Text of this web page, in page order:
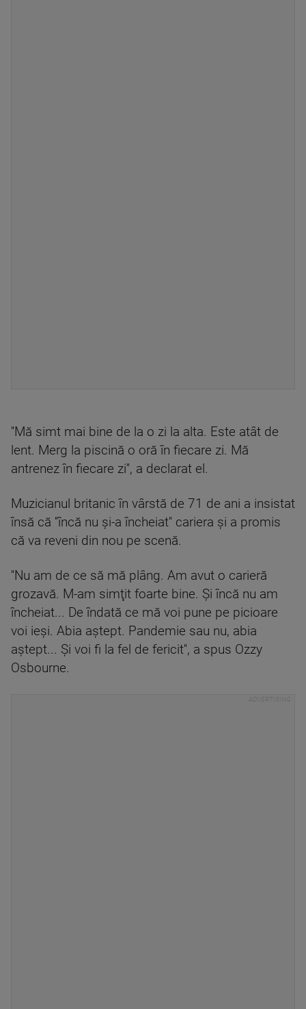
''Mă simt mai bine de la o zi la alta. Este atât de
lent. Merg la piscină o oră în fiecare zi. Mă
antrenez în fiecare zi'', a declarat el.
Muzicianul britanic în vârstă de 71 de ani a insistat
însă că ''încă nu şi-a încheiat'' cariera şi a promis
că va reveni din nou pe scenă.
''Nu am de ce să mă plâng. Am avut o carieră
grozavă. M-am simţit foarte bine. Şi încă nu am
încheiat... De îndată ce mă voi pune pe picioare
voi ieşi. Abia aştept. Pandemie sau nu, abia
aştept... Şi voi fi la fel de fericit'', a spus Ozzy
Osbourne.